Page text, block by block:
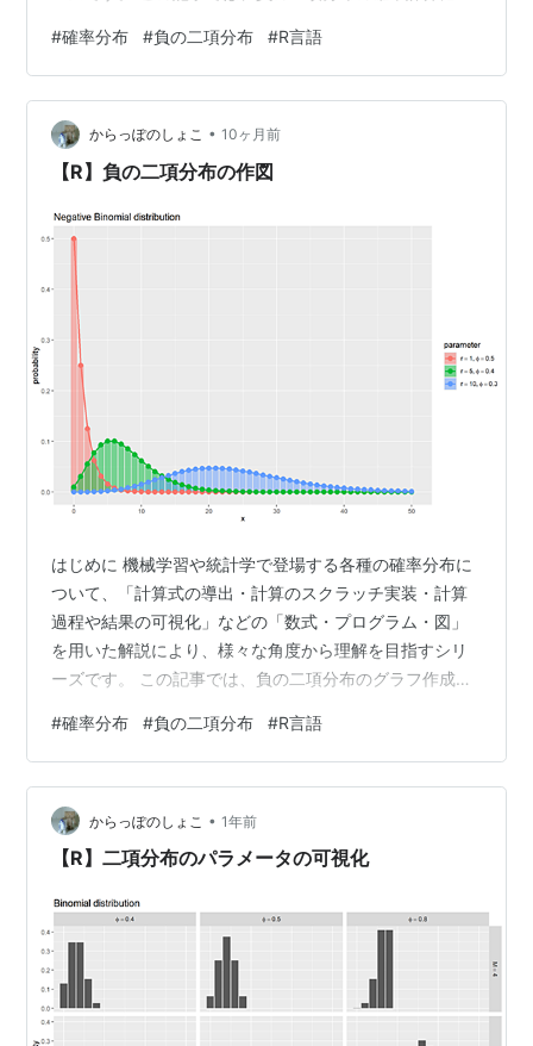
www.anarchive-beta.com 【他の内容】
www.anarchive-beta.com 【今回の内容】 はじめに 負
の二項分布の計算 確率の計算 パラメータの設定 スクラ
ッチ実装による計算 成功確率パラメータの場合 失敗確率
パラメータの場合 試行回数変数の場合 関数による計算
#確率分布 #負の二項分布 #R言語
からっぽのしょこ • 10ヶ月前
【R】負の二項分布の作図
はじめに 機械学習や統計学で登場する各種の確率分布に
ついて、「計算式の導出・計算のスクラッチ実装・計算
過程や結果の可視化」などの「数式・プログラム・図」
を用いた解説により、様々な角度から理解を目指すシリ
ーズです。 この記事では、負の二項分布のグラフ作成つ
www.anarchive-beta.com 【他の内容】
www.anarchive-beta.com 【今回の内容】 はじめに 負
の二項分布の作図 グラフの作成 パラメータの設定 確率
分布の計算 確率分布の作図 複数グラフの作成 パラメー
タの設定 確率分布の作図 重ねて描画 分割して描画 参考
#確率分布 #負の二項分布 #R言語
からっぽのしょこ • 1年前
【R】二項分布のパラメータの可視化